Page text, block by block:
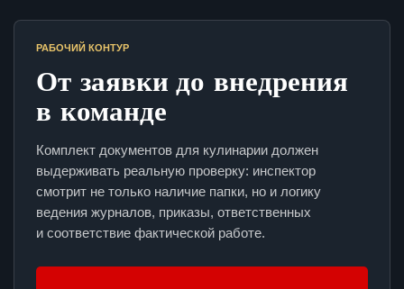
РАБОЧИЙ КОНТУР
От заявки до внедрения
в команде
Комплект документов для кулинарии должен
выдерживать реальную проверку: инспектор
смотрит не только наличие папки, но и логику
ведения журналов, приказы, ответственных
и соответствие фактической работе.